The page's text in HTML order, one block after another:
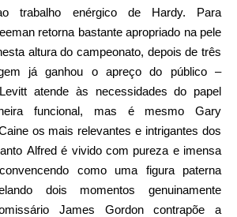
trabalho enérgico de Hardy. Para
retorna bastante apropriado na pele
altura do campeonato, depois de três
já ganhou o apreço do público –
atende às necessidades do papel
funcional, mas é mesmo Gary
os mais relevantes e intrigantes dos
Alfred é vivido com pureza e imensa
como uma figura paterna
dois momentos genuinamente
James Gordon contrapõe a